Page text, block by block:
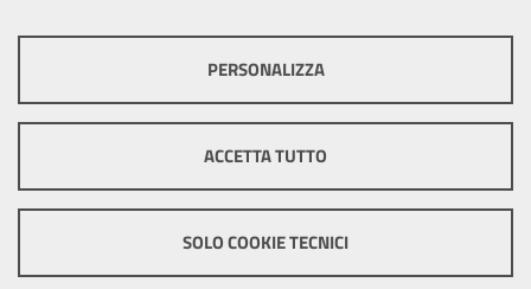
ottimale per ogni utente. Essi non raccolgono i tuoi dati e le tue
informazioni di navigazione per scopi di marketing e profilazione, e
pertanto possono essere utilizzati senza bisogno di acquisire il tuo
PERSONALIZZA
ACCETTA TUTTO
SOLO COOKIE TECNICI
Impostazioni Cookie